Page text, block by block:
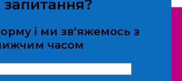
*Дані не передаються третім особам
запитання?
і ми зв'яжемось з
часом